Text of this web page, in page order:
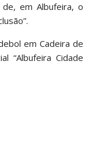
em Albufeira, o
em Cadeira de
“Albufeira Cidade